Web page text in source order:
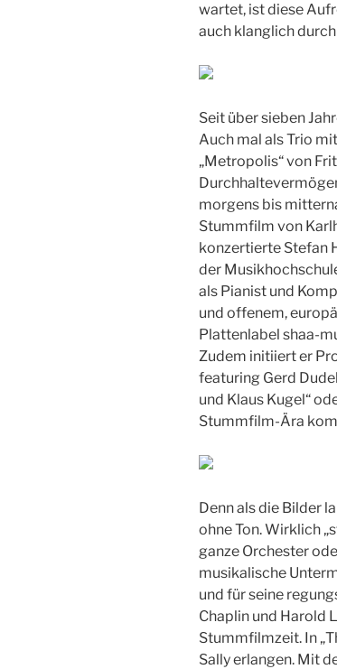
wartet, ist diese
auch klanglich
Seit über sieben
Auch mal als Trio
„Metropolis“ von
morgens bis
Stummfilm von
konzertierte Stefan
der
als Pianist und
und offenem,
Plattenlabel shaa-
Zudem initiiert er
featuring Gerd
und Klaus Kugel“
Stummfilm-Ära
Denn als die Bilder
ohne Ton. Wirklich
ganze Orchester
musikalische
und für seine
Chaplin und Harold
Stummfilmzeit. In
Sally erlangen. Mit